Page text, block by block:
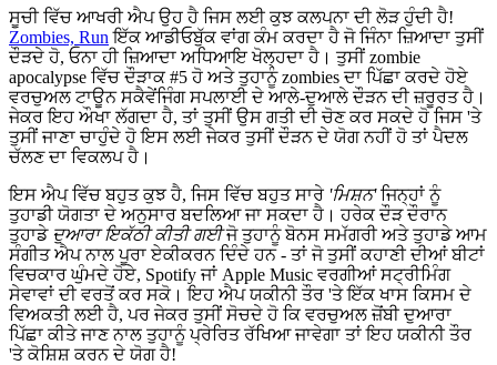
ਸੂਚੀ ਵਿੱਚ ਆਖਰੀ ਐਪ ਉਹ ਹੈ ਜਿਸ ਲਈ ਕੁਝ ਕਲਪਨਾ ਦੀ ਲੋੜ ਹੁੰਦੀ ਹੈ!
Zombies, Run ਇੱਕ ਆਡੀਓਬੁੱਕ ਵਾਂਗ ਕੰਮ ਕਰਦਾ ਹੈ ਜੋ ਜਿੰਨਾ ਜ਼ਿਆਦਾ ਤੁਸੀਂ
ਦੌੜਦੇ ਹੋ, ਓਨਾ ਹੀ ਜ਼ਿਆਦਾ ਅਧਿਆਇ ਖੋਲ੍ਹਦਾ ਹੈ। ਤੁਸੀਂ zombie
apocalypse ਵਿੱਚ ਦੌੜਾਕ #5 ਹੋ ਅਤੇ ਤੁਹਾਨੂੰ zombies ਦਾ ਪਿੱਛਾ ਕਰਦੇ ਹੋਏ
ਵਰਚੁਅਲ ਟਾਊਨ ਸਕੈਵੇਂਜਿੰਗ ਸਪਲਾਈ ਦੇ ਆਲੇ-ਦੁਆਲੇ ਦੌੜਨ ਦੀ ਜ਼ਰੂਰਤ ਹੈ।
ਜੇਕਰ ਇਹ ਔਖਾ ਲੱਗਦਾ ਹੈ, ਤਾਂ ਤੁਸੀਂ ਉਸ ਗਤੀ ਦੀ ਚੋਣ ਕਰ ਸਕਦੇ ਹੋ ਜਿਸ 'ਤੇ
ਤੁਸੀਂ ਜਾਣਾ ਚਾਹੁੰਦੇ ਹੋ ਇਸ ਲਈ ਜੇਕਰ ਤੁਸੀਂ ਦੌੜਨ ਦੇ ਯੋਗ ਨਹੀਂ ਹੋ ਤਾਂ ਪੈਦਲ
ਚੱਲਣ ਦਾ ਵਿਕਲਪ ਹੈ।
ਇਸ ਐਪ ਵਿੱਚ ਬਹੁਤ ਕੁਝ ਹੈ, ਜਿਸ ਵਿੱਚ ਬਹੁਤ ਸਾਰੇ 'ਮਿਸ਼ਨ'ਜਿਨ੍ਹਾਂ ਨੂੰ
ਤੁਹਾਡੀ ਯੋਗਤਾ ਦੇ ਅਨੁਸਾਰ ਬਦਲਿਆ ਜਾ ਸਕਦਾ ਹੈ। ਹਰੇਕ ਦੌੜ ਦੌਰਾਨ
ਤੁਹਾਡੇ ਦੁਆਰਾ ਇਕੱਠੀ ਕੀਤੀ ਗਈਜੋ ਤੁਹਾਨੂੰ ਬੋਨਸ ਸਮੱਗਰੀ ਅਤੇ ਤੁਹਾਡੇ ਆਮ
ਸੰਗੀਤ ਐਪ ਨਾਲ ਪੂਰਾ ਏਕੀਕਰਨ ਦਿੰਦੇ ਹਨ - ਤਾਂ ਜੋ ਤੁਸੀਂ ਕਹਾਣੀ ਦੀਆਂ ਬੀਟਾਂ
ਵਿਚਕਾਰ ਘੁੰਮਦੇ ਹੋਏ, Spotify ਜਾਂ Apple Music ਵਰਗੀਆਂ ਸਟ੍ਰੀਮਿੰਗ
ਸੇਵਾਵਾਂ ਦੀ ਵਰਤੋਂ ਕਰ ਸਕੋ। ਇਹ ਐਪ ਯਕੀਨੀ ਤੌਰ 'ਤੇ ਇੱਕ ਖਾਸ ਕਿਸਮ ਦੇ
ਵਿਅਕਤੀ ਲਈ ਹੈ, ਪਰ ਜੇਕਰ ਤੁਸੀਂ ਸੋਚਦੇ ਹੋ ਕਿ ਵਰਚੁਅਲ ਜ਼ੋਂਬੀ ਦੁਆਰਾ
ਪਿੱਛਾ ਕੀਤੇ ਜਾਣ ਨਾਲ ਤੁਹਾਨੂੰ ਪ੍ਰੇਰਿਤ ਰੱਖਿਆ ਜਾਵੇਗਾ ਤਾਂ ਇਹ ਯਕੀਨੀ ਤੌਰ
'ਤੇ ਕੋਸ਼ਿਸ਼ ਕਰਨ ਦੇ ਯੋਗ ਹੈ!